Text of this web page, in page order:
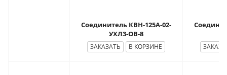
Соединитель КВН-125А-02-
УХЛ3-ОВ-8
ЗАКАЗАТЬ В КОРЗИНЕ